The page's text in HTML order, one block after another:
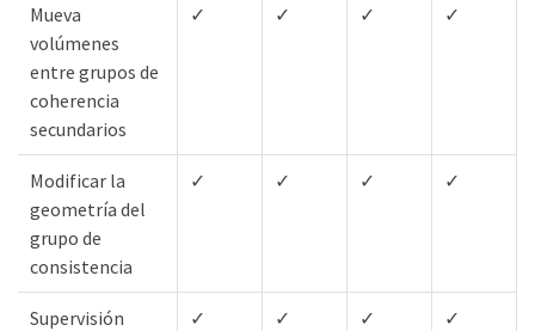
Mueva
volúmenes
entre grupos de
coherencia
secundarios
✓ ✓ ✓ ✓
Modificar la
geometría del
grupo de
consistencia
✓ ✓ ✓ ✓
Supervisión ✓ ✓ ✓ ✓